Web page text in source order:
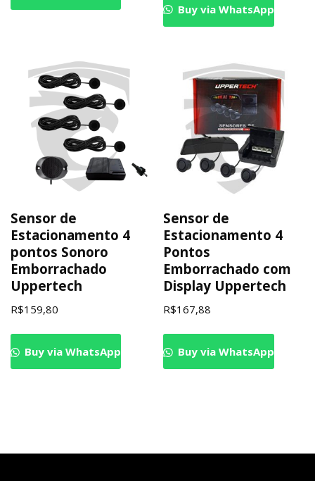
Buy via WhatsApp
Sensor de
Estacionamento 4
pontos Sonoro
Emborrachado
Uppertech
R$159,80
Buy via WhatsApp
Sensor de
Estacionamento 4
Pontos
Emborrachado com
Display Uppertech
R$167,88
Buy via WhatsApp